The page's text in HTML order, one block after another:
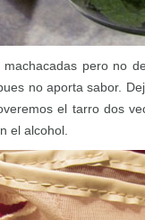
machacadas pero no
no aporta sabor.
el tarro dos
el alcohol.